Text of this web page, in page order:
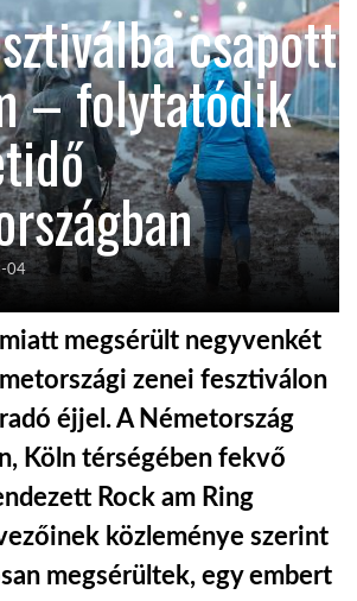
csapott
– folytatódik
04
megsérült negyvenkét
zenei fesztiválon
éjjel. A Németország
Köln térségében fekvő
Rock am Ring
közleménye szerint
megsérültek, egy embert